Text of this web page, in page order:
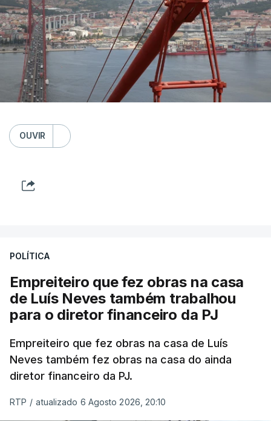
OUVIR
POLÍTICA
Empreiteiro que fez obras na casa
de Luís Neves também trabalhou
para o diretor financeiro da PJ
Empreiteiro que fez obras na casa de Luís
Neves também fez obras na casa do ainda
diretor financeiro da PJ.
RTP / atualizado 6 Agosto 2026, 20:10